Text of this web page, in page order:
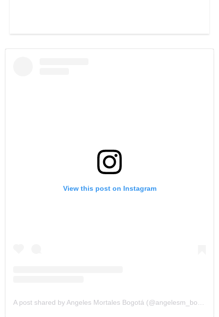
View this post on Instagram